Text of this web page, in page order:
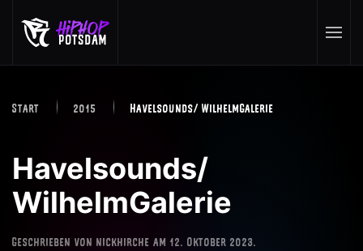
Skip to main content
Start 2015 Havelsounds/ WilhelmGalerie
Havelsounds/
WilhelmGalerie
Geschrieben von nickhirche am 12. Oktober 2023.